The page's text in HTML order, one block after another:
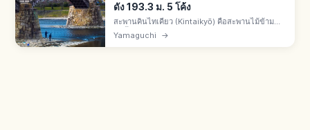
ดัง 193.3 ม. 5 โค้ง
สะพานคินไทเคียว (Kintaikyō) คือสะพานไม้ข้าม
แม่น้ำนิชิกิ อิวะคุนิ จ.ยามากุจิ สร้างปี 1673 โดยคิค
คาวะ ฮิโรโยชิ ยาว 193.3 ม. กว้าง 5 ม. 5 ช่วงโค้ง 1
Yamaguchi →